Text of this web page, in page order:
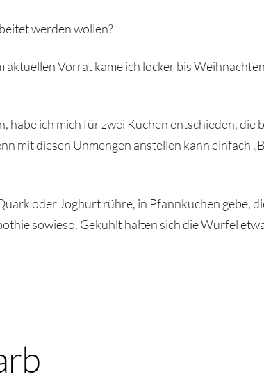
werden wollen?
aktuellen Vorrat käme ich locker bis
habe ich mich für zwei Kuchen entschieden, die
mit diesen Unmengen anstellen kann einfach
oder Joghurt rühre, in Pfannkuchen gebe,
sowieso. Gekühlt halten sich die Würfel